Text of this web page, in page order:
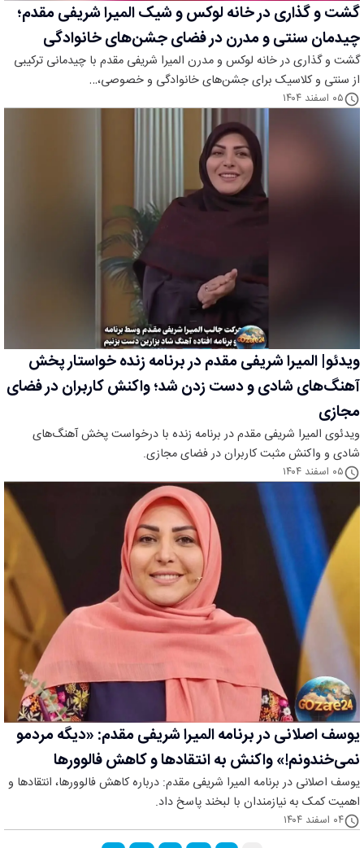
گشت و گذاری در خانه لوکس و شیک المیرا شریفی مقدم؛
چیدمان سنتی و مدرن در فضای جشن‌های خانوادگی
گشت و گذاری در خانه لوکس و مدرن المیرا شریفی مقدم با چیدمانی ترکیبی
از سنتی و کلاسیک برای جشن‌های خانوادگی و خصوصی،…
۰۵ اسفند ۱۴۰۴
ویدئو| المیرا شریفی مقدم در برنامه زنده خواستار پخش
آهنگ‌های شادی و دست زدن شد؛ واکنش کاربران در فضای
مجازی
ویدئوی المیرا شریفی مقدم در برنامه زنده با درخواست پخش آهنگ‌های
شادی و واکنش مثبت کاربران در فضای مجازی.
۰۵ اسفند ۱۴۰۴
یوسف اصلانی در برنامه المیرا شریفی مقدم: «دیگه مردمو
نمی‌خندونم!» واکنش به انتقادها و کاهش فالوورها
یوسف اصلانی در برنامه المیرا شریفی مقدم: درباره کاهش فالوورها، انتقادها و
اهمیت کمک به نیازمندان با لبخند پاسخ داد.
۰۴ اسفند ۱۴۰۴